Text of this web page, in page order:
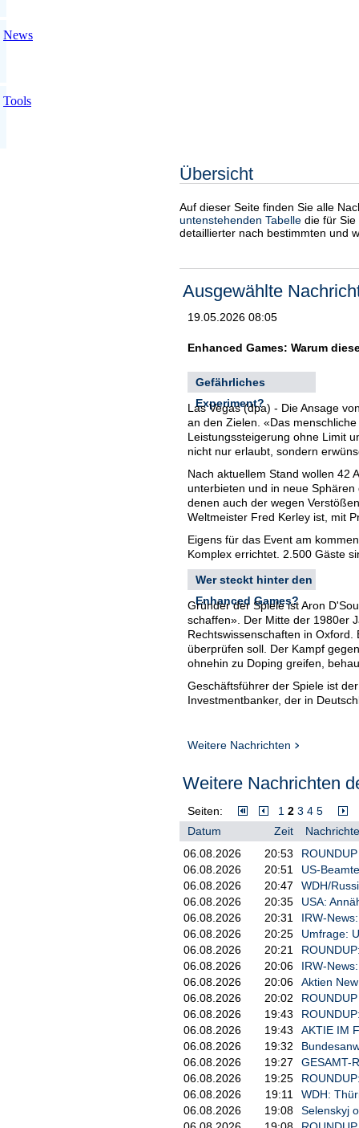
News
Tools
Übersicht
Auf dieser Seite finden Sie alle
untenstehenden Tabelle die für
detaillierter nach bestimmten und
Ausgewählte
19.05.2026 08:05
Enhanced Games: Warum
Gefährliches
Experiment?
Las Vegas (dpa) - Die Ansage
an den Zielen. «Das
Leistungssteigerung ohne Limit
nicht nur erlaubt, sondern
Nach aktuellem Stand wollen 42
unterbieten und in neue
denen auch der wegen
Weltmeister Fred Kerley ist, mit
Eigens für das Event am
Komplex errichtet. 2.500 Gäste
Wer steckt hinter den
Enhanced Games?
Gründer der Spiele ist Aron
schaffen». Der Mitte der 1980er
Rechtswissenschaften in
überprüfen soll. Der Kampf
ohnehin zu Doping greifen,
Geschäftsführer der Spiele ist
Investmentbanker, der in
Er und Christian Angermayer,
eines Biopharma-
Investoren der Enhanced
Präsidentensohn Donald Trump
Welche Substanzen
werden verabreicht?
Der Blick in den Online-Shop
oder Sermorelin, ein
bestellen. Immerhin: nur für
Der Verkauf und die Entwicklung
nicht auf Medienrechte oder
(IOC), erklärte D'Souza dem
Den Teilnehmerinnen und
anabole Steroide, Erythropoetin,
dem «Deutschen Ärzteblatt»
Berichten zufolge vom Sheikh
Arabischen Emiraten bereiteten
In welchen Sportarten
treten die Athletinnen
und Athleten an?
Drei Sportarten haben die
auch noch die Kategorie
Schmetterling. Bei der
Weitere Nachrichten
Weitere Nachrichten
Seiten: 1 2 3 4 5
Datum
Zeit
06.08.2026
20:53
06.08.2026
20:51
US-
06.08.2026
20:47
WDH/
06.08.2026
20:35
USA:
06.08.2026
20:31
IRW-
06.08.2026
20:25
Umfrage:
06.08.2026
20:21
06.08.2026
20:06
IRW-
06.08.2026
20:06
Aktien
06.08.2026
20:02
06.08.2026
19:43
06.08.2026
19:43
AKTIE IM
06.08.2026
19:32
06.08.2026
19:27
GESAMT-
06.08.2026
19:25
06.08.2026
19:11
WDH:
06.08.2026
19:08
Selenskyj